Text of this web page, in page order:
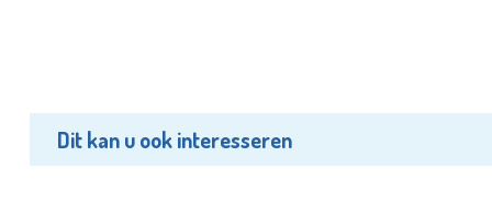
Dit kan u ook interesseren